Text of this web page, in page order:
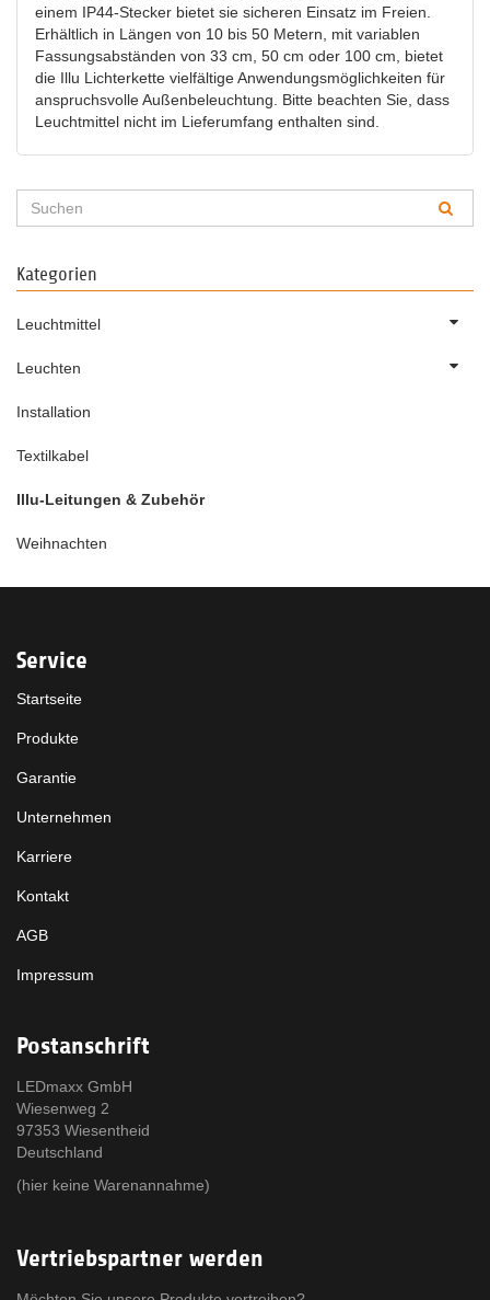
einem IP44-Stecker bietet sie sicheren Einsatz im Freien.
Erhältlich in Längen von 10 bis 50 Metern, mit variablen
Fassungsabständen von 33 cm, 50 cm oder 100 cm, bietet
die Illu Lichterkette vielfältige Anwendungsmöglichkeiten für
anspruchsvolle Außenbeleuchtung. Bitte beachten Sie, dass
Leuchtmittel nicht im Lieferumfang enthalten sind.
Kategorien
Leuchtmittel
Leuchten
Installation
Textilkabel
Illu-Leitungen & Zubehör
Weihnachten
Service
Startseite
Produkte
Garantie
Unternehmen
Karriere
Kontakt
AGB
Impressum
Postanschrift
LEDmaxx GmbH
Wiesenweg 2
97353 Wiesentheid
Deutschland
(hier keine Warenannahme)
Vertriebspartner werden